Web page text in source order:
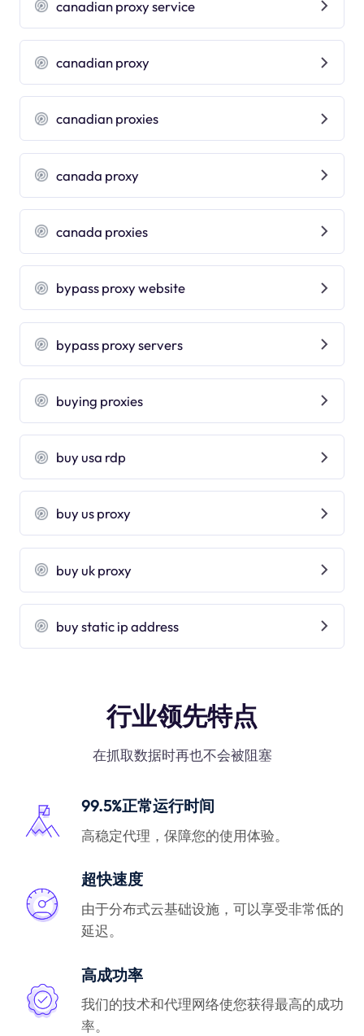
canadian proxy service
canadian proxy
canadian proxies
canada proxy
canada proxies
bypass proxy website
bypass proxy servers
buying proxies
buy usa rdp
buy us proxy
buy uk proxy
buy static ip address
行业领先特点
在抓取数据时再也不会被阻塞
99.5%正常运行时间
高稳定代理，保障您的使用体验。
超快速度
由于分布式云基础设施，可以享受非常低的
延迟。
高成功率
我们的技术和代理网络使您获得最高的成功
率。